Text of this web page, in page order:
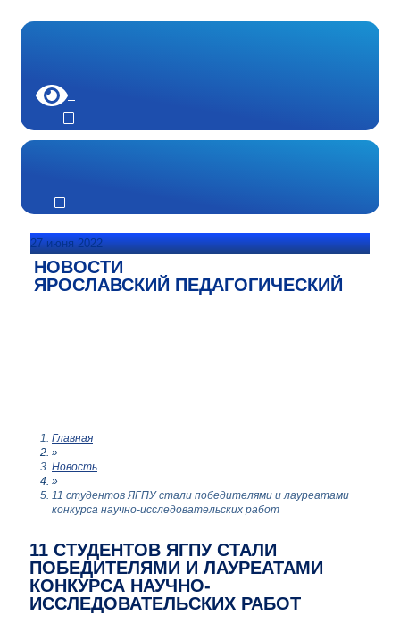
27 июня 2022
НОВОСТИ
ЯРОСЛАВСКИЙ ПЕДАГОГИЧЕСКИЙ
Главная
»
Новость
»
11 студентов ЯГПУ стали победителями и лауреатами
конкурса научно-исследовательских работ
11 СТУДЕНТОВ ЯГПУ СТАЛИ
ПОБЕДИТЕЛЯМИ И ЛАУРЕАТАМИ
КОНКУРСА НАУЧНО-
ИССЛЕДОВАТЕЛЬСКИХ РАБОТ